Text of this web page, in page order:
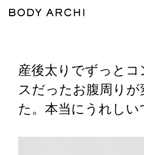
産後太りでずっとコ
スだったお腹周りが
た。本当にうれしい